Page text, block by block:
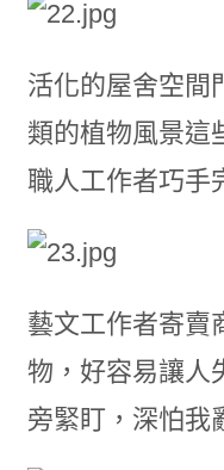
活化的屋舍空間
類的植物風景這
職人工作者巧手
藝文工作者寄賣
物，好容易讓人
旁緊盯，深怕我